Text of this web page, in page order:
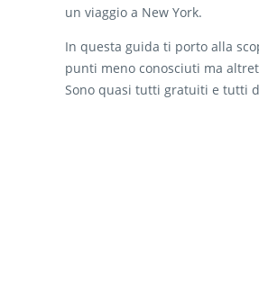
un viaggio a New York.
In questa guida ti porto alla
punti meno conosciuti ma
Sono quasi tutti gratuiti e tutti